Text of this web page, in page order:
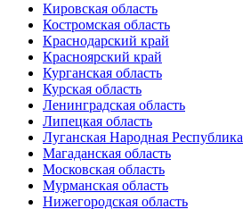
Кировская область
Костромская область
Краснодарский край
Красноярский край
Курганская область
Курская область
Ленинградская область
Липецкая область
Луганская Народная Республика
Магаданская область
Московская область
Мурманская область
Нижегородская область